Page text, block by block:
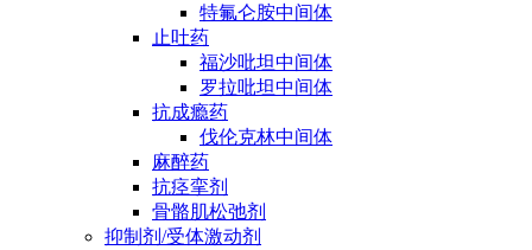
特氟仑胺中间体
止吐药
福沙吡坦中间体
罗拉吡坦中间体
抗成瘾药
伐伦克林中间体
麻醉药
抗痉挛剂
骨骼肌松弛剂
抑制剂/受体激动剂